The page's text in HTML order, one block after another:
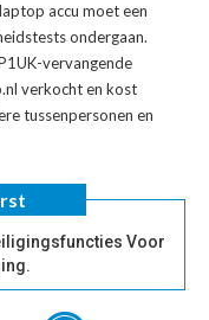
accu moet een
ondergaan.
vervangende
verkocht en kost
tussenpersonen en
Voor